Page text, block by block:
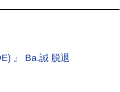
』 Ba.誠 脱退